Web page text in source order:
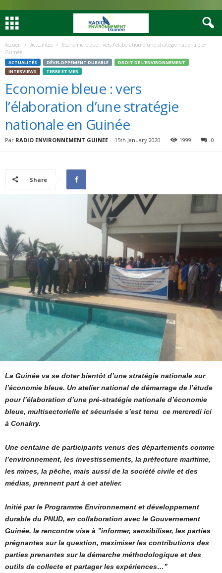
Accueil Actualités
Economie bleue : vers l’élaboration d’une stratégie nationale en
Guinée
ACTUALITÉS DÉVELOPPEMENT DURABLE
DROIT DE L’ENVIRONNEMENT
INTERVIEWS
TERRE ET MER
Economie bleue : vers
l’élaboration d’une stratégie
nationale en Guinée
Par RADIO ENVIRONNEMENT GUINEE - 15th January 2020 1999 0
Share
La Guinée va se doter bientôt d’une stratégie nationale sur
l’économie bleue. Un atelier national de démarrage de l’étude
pour l’élaboration d’une pré-stratégie nationale d’économie
bleue, multisectorielle et sécurisée s’est tenu ce mercredi ici
à Conakry.
Une centaine de participants venus des départements comme
l’environnement, les investissements, la préfecture maritime,
les mines, la pêche, mais aussi de la société civile et des
médias, prennent part à cet atelier.
Initié par le Programme Environnement et développement
durable du PNUD, en collaboration avec le Gouvernement
Guinée, la rencontre vise à ”informer, sensibiliser, les parties
prégnantes sur la question, maximiser les contributions des
parties prenantes sur la démarche méthodologique et des
outils de collecte et partager les expériences…”